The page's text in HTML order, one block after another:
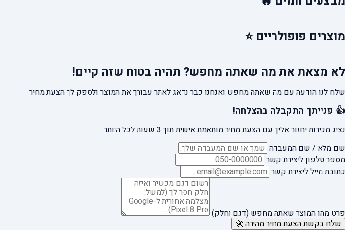
מוצרים פופולריים ⭐
לא מצאת את מה שאתה מחפש? תהיה בטוח שזה קיים!
שלח לנו הודעה עם מה שאתה מחפש ואנחנו כבר נדאג לאתר עבורך את המוצר ולספק לך הצעת מחיר
👍 פנייתך התקבלה בהצלחה!
נציג מכירות יחזור אליך עם הצעת מחיר מותאמת אישית תוך 3 שעות לכל היותר.
שם מלא / שם המעבדה
מספר טלפון ליצירת קשר
כתובת מייל ליצירת קשר
פרט מהו המוצר שאתה מחפש (דגם וחלק)
שלח בקשת הצעת מחיר מהירה 🚀